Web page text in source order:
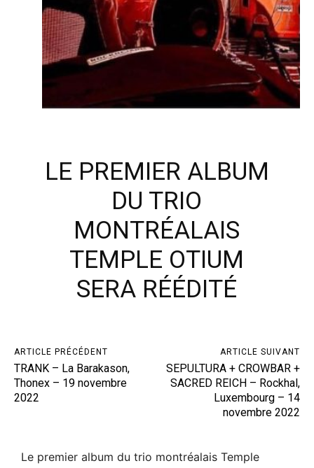
LE PREMIER ALBUM
DU TRIO
MONTRÉALAIS
TEMPLE OTIUM
SERA RÉÉDITÉ
ARTICLE PRÉCÉDENT
TRANK – La Barakason,
Thonex – 19 novembre
2022
ARTICLE SUIVANT
SEPULTURA + CROWBAR +
SACRED REICH – Rockhal,
Luxembourg – 14
novembre 2022
Le premier album du trio montréalais Temple